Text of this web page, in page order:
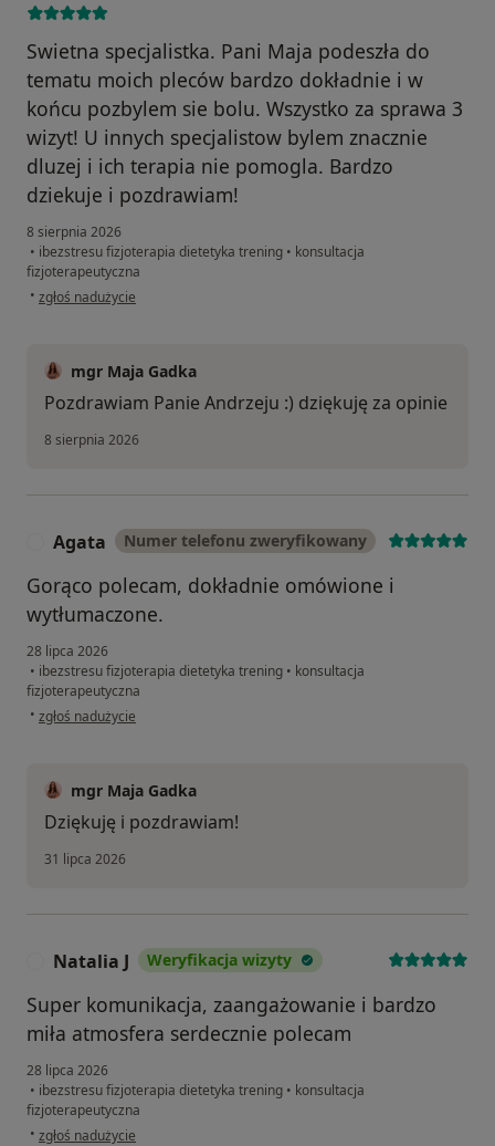
Swietna specjalistka. Pani Maja podeszła do
tematu moich pleców bardzo dokładnie i w
końcu pozbylem sie bolu. Wszystko za sprawa 3
wizyt! U innych specjalistow bylem znacznie
dluzej i ich terapia nie pomogla. Bardzo
dziekuje i pozdrawiam!
8 sierpnia 2026
• ibezstresu fizjoterapia dietetyka trening • konsultacja
fizjoterapeutyczna
• w opinii użytkownika Andrzej
zgłoś nadużycie
mgr Maja Gadka
Pozdrawiam Panie Andrzeju :) dziękuję za opinie
8 sierpnia 2026
Agata Numer telefonu zweryfikowany
Gorąco polecam, dokładnie omówione i
wytłumaczone.
28 lipca 2026
• ibezstresu fizjoterapia dietetyka trening • konsultacja
fizjoterapeutyczna
• w opinii użytkownika Agata
zgłoś nadużycie
mgr Maja Gadka
Dziękuję i pozdrawiam!
31 lipca 2026
Natalia J Weryfikacja wizyty
Super komunikacja, zaangażowanie i bardzo
miła atmosfera serdecznie polecam
28 lipca 2026
• ibezstresu fizjoterapia dietetyka trening • konsultacja
fizjoterapeutyczna
• w opinii użytkownika Natalia J
zgłoś nadużycie